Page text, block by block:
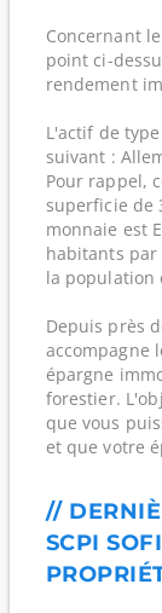
Concernant
point ci-
rendement
L'actif de
suivant :
Pour rappel,
superficie de
monnaie est
habitants par
la population
Depuis près
accompagne
épargne
forestier.
que vous
et que votre
//
SCPI